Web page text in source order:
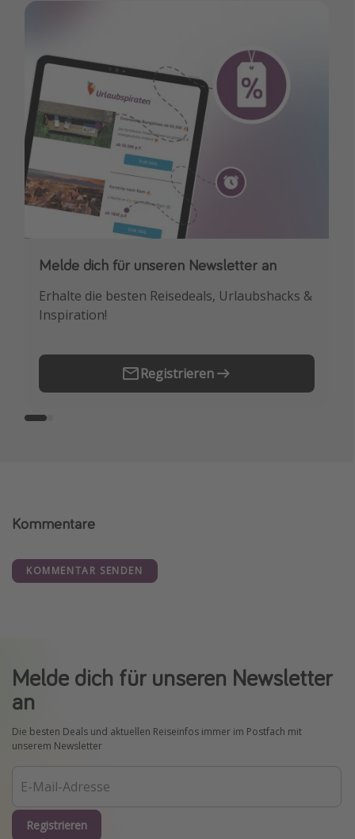
Melde dich für unseren Newsletter an
Erhalte die besten Reisedeals, Urlaubshacks &
Inspiration!
Registrieren
Downloade unsere App
Buche die besten Reiseschnäppchen als
Erstes.
Kommentare
KOMMENTAR SENDEN
Melde dich für unseren Newsletter
an
Die besten Deals und aktuellen Reiseinfos immer im Postfach mit
unserem Newsletter
Registrieren